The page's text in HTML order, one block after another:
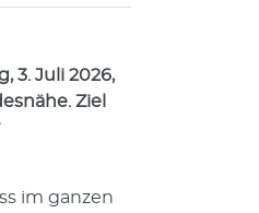
3. Juli 2026,
Ziel
im ganzen